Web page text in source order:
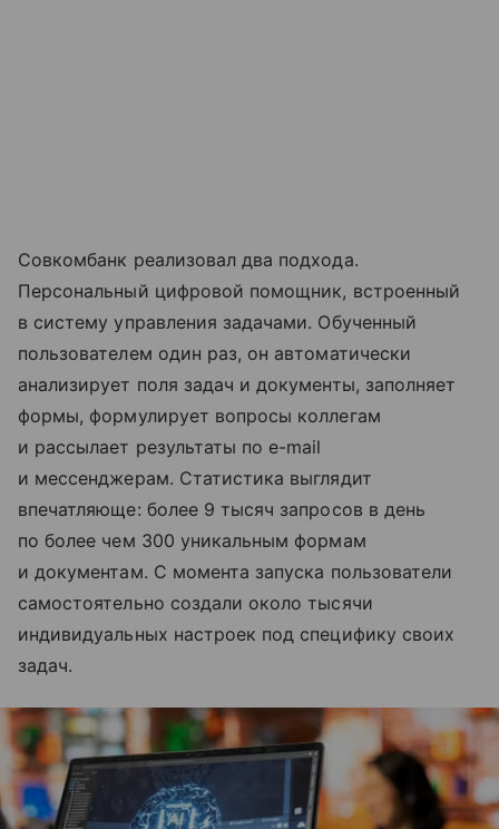
Совкомбанк реализовал два подхода.
Персональный цифровой помощник, встроенный
в систему управления задачами. Обученный
пользователем один раз, он автоматически
анализирует поля задач и документы, заполняет
формы, формулирует вопросы коллегам
и рассылает результаты по e-mail
и мессенджерам. Статистика выглядит
впечатляюще: более 9 тысяч запросов в день
по более чем 300 уникальным формам
и документам. С момента запуска пользователи
самостоятельно создали около тысячи
индивидуальных настроек под специфику своих
задач.